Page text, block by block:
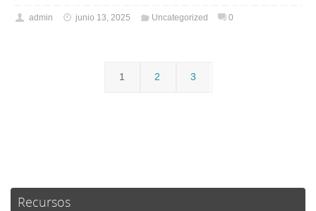
admin junio 13, 2025 Uncategorized 0
1 2 3
Recursos